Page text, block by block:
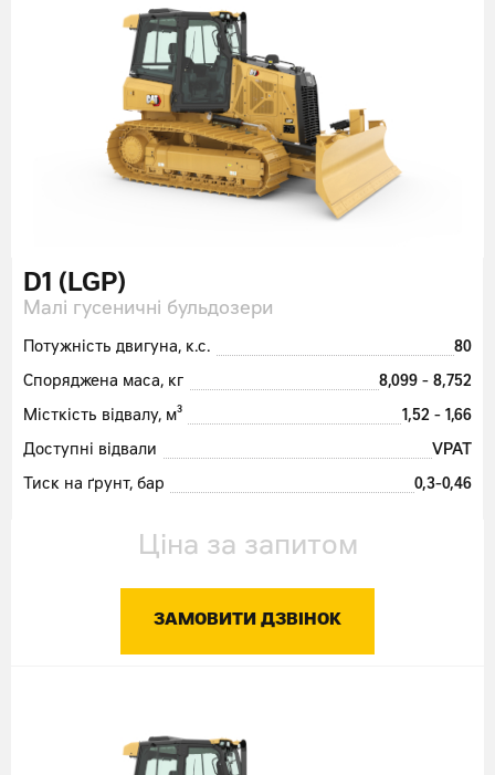
D1 (LGP)
Малі гусеничні бульдозери
Потужність двигуна, к.с. 80
Споряджена маса, кг 8,099 - 8,752
Місткість відвалу, м³ 1,52 - 1,66
Доступні відвали VPAT
Тиск на ґрунт, бар 0,3-0,46
Ціна за запитом
ЗАМОВИТИ ДЗВІНОК